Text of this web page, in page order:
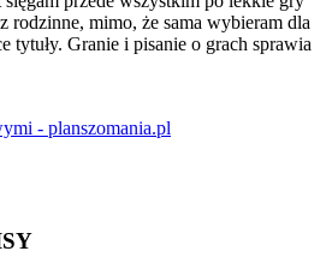
rodzinne, mimo, że sama wybieram dla
tytuły. Granie i pisanie o grach sprawia